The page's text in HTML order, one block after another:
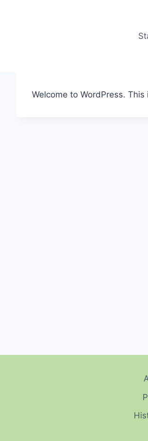
Welcome to WordPress.